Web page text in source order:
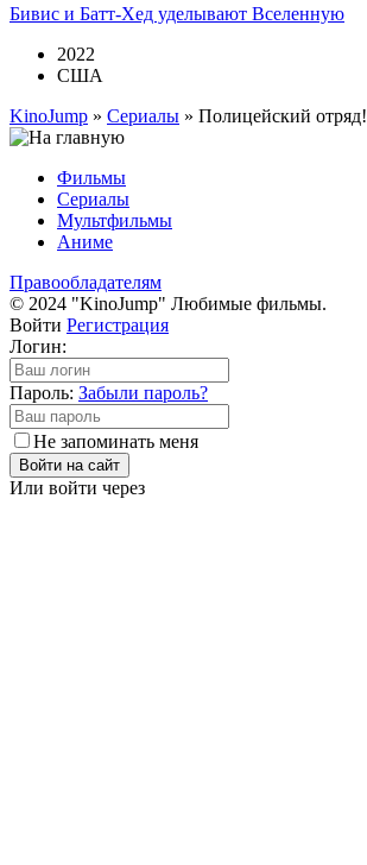
Бивис и Батт-Хед уделывают Вселенную
2022
США
KinoJump » Сериалы » Полицейский отряд!
Фильмы
Сериалы
Мультфильмы
Аниме
Правообладателям
© 2024 "KinoJump" Любимые фильмы.
Войти Регистрация
Логин:
Пароль: Забыли пароль?
Не запоминать меня
Войти на сайт
Или войти через